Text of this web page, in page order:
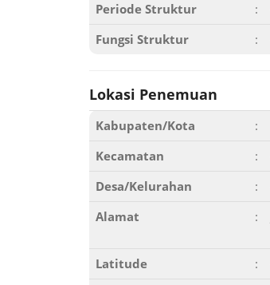
Periode Struktur
:
Fungsi Struktur
:
Lokasi Penemuan
Kabupaten/Kota :
Kecamatan
:
Desa/Kelurahan
:
Alamat
:
Latitude
: